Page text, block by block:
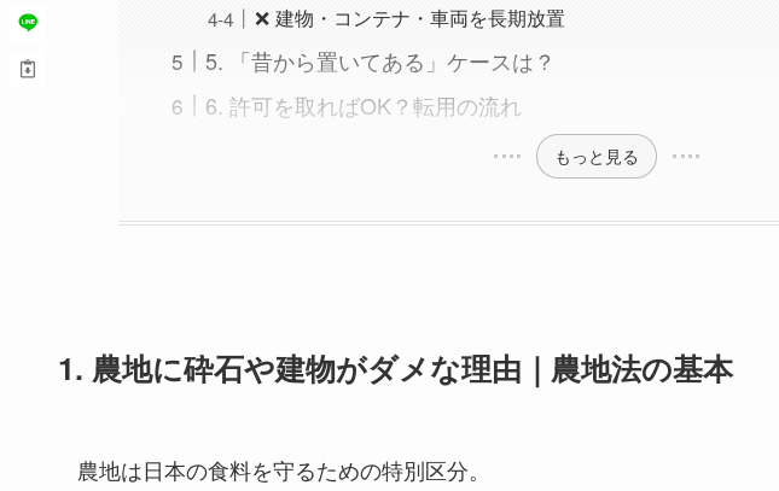
❌ 建物・コンテナ・車両を長期放置
5. 「昔から置いてある」ケースは？
6. 許可を取ればOK？転用の流れ
もっと見る
1. 農地に砕石や建物がダメな理由｜農地法の基本
農地は日本の食料を守るための特別区分。